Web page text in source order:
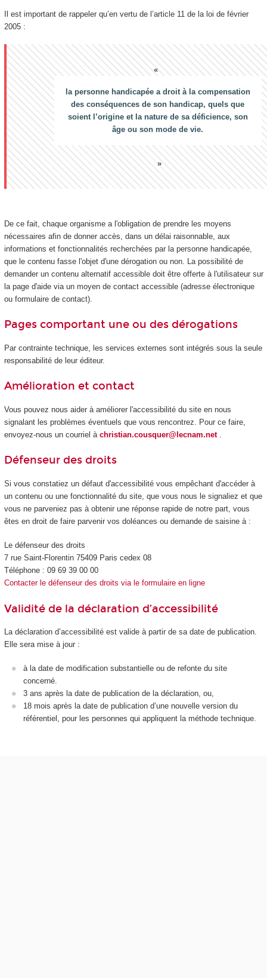
Il est important de rappeler qu’en vertu de l’article 11 de la loi de février
2005 :
la personne handicapée a droit à la compensation
des conséquences de son handicap, quels que
soient l’origine et la nature de sa déficience, son
âge ou son mode de vie.
De ce fait, chaque organisme a l'obligation de prendre les moyens
nécessaires afin de donner accès, dans un délai raisonnable, aux
informations et fonctionnalités recherchées par la personne handicapée,
que le contenu fasse l'objet d'une dérogation ou non. La possibilité de
demander un contenu alternatif accessible doit être offerte à l'utilisateur sur
la page d'aide via un moyen de contact accessible (adresse électronique
ou formulaire de contact).
Pages comportant une ou des dérogations
Par contrainte technique, les services externes sont intégrés sous la seule
responsabilité de leur éditeur.
Amélioration et contact
Vous pouvez nous aider à améliorer l'accessibilité du site en nous
signalant les problèmes éventuels que vous rencontrez. Pour ce faire,
envoyez-nous un courriel à christian.cousquer@lecnam.net
Défenseur des droits
Si vous constatiez un défaut d'accessibilité vous empêchant d'accéder à
un contenu ou une fonctionnalité du site, que vous nous le signaliez et que
vous ne parveniez pas à obtenir une réponse rapide de notre part, vous
êtes en droit de faire parvenir vos doléances ou demande de saisine à :
Le défenseur des droits
7 rue Saint-Florentin 75409 Paris cedex 08
Téléphone : 09 69 39 00 00
Contacter le défenseur des droits via le formulaire en ligne
Validité de la déclaration d’accessibilité
La déclaration d’accessibilité est valide à partir de sa date de publication.
Elle sera mise à jour :
à la date de modification substantielle ou de refonte du site
concerné.
3 ans après la date de publication de la déclaration, ou,
18 mois après la date de publication d’une nouvelle version du
référentiel, pour les personnes qui appliquent la méthode technique.